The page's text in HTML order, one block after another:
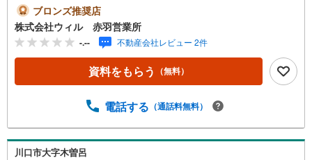
る
ーも収納できるシューズインクローゼットもございます！
◆食洗機や浴室乾燥機を完備！暮らす人を考えた設備仕様
◆不在時でも荷物の受け取りに便利な宅配ボックス完備◆
駐車場2台分有り！うち1台は雨の日でもお車に乗り降りし
やすいビルトイン車庫◆前面道路は幅員約6mと広くお車の
出し入れもしやすい立地◆「木曽呂小学校」まで徒歩約11
9:00】上記時間はお電話が繋がりやすくなっております。
約ボタンよりご希望の日時をご記入いただけますとスムー
ズにご案内が可能です。～住宅ローン～諸費用込融資や築
ブロンズ推奨店
株式会社ウィル 赤羽営業所
-.-- 不動産会社レビュー 2件
資料をもらう （無料）
電話する （通話料無料）
川口市大字木曽呂